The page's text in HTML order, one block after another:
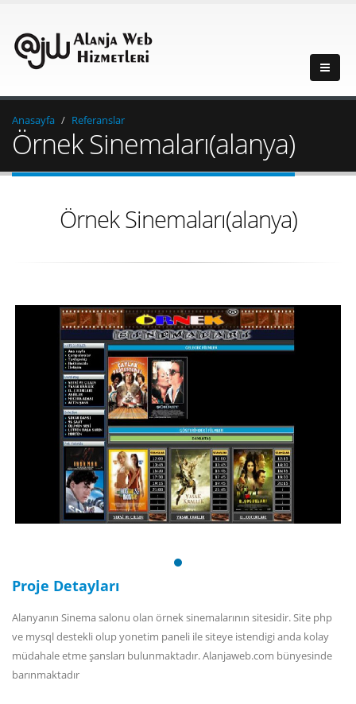
Anasayfa Referanslar
Örnek Sinemaları(alanya)
Örnek Sinemaları(alanya)
Proje Detayları
Alanyanın Sinema salonu olan örnek sinemalarının sitesidir. Site php
ve mysql destekli olup yonetim paneli ile siteye istendigi anda kolay
müdahale etme şansları bulunmaktadır. Alanjaweb.com bünyesinde
barınmaktadır